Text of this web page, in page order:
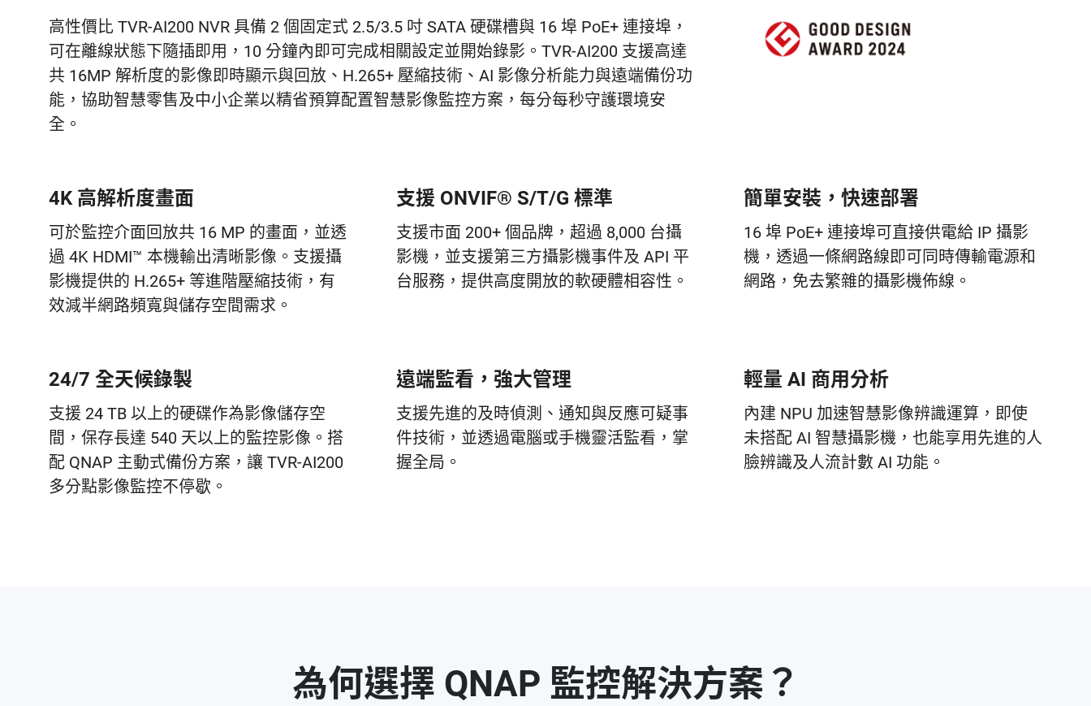
高性價比 TVR-AI200 NVR 具備 2 個固定式 2.5/3.5 吋 SATA 硬碟槽與 16 埠 PoE+ 連接埠，
可在離線狀態下隨插即用，10 分鐘內即可完成相關設定並開始錄影。TVR-AI200 支援高達
共 16MP 解析度的影像即時顯示與回放、H.265+ 壓縮技術、AI 影像分析能力與遠端備份功
能，協助智慧零售及中小企業以精省預算配置智慧影像監控方案，每分每秒守護環境安
全。
4K 高解析度畫面
可於監控介面回放共 16 MP 的畫面，並透
過 4K HDMI™ 本機輸出清晰影像。支援攝
影機提供的 H.265+ 等進階壓縮技術，有
效減半網路頻寬與儲存空間需求。
支援 ONVIF® S/T/G 標準
支援市面 200+ 個品牌，超過 8,000 台攝
影機，並支援第三方攝影機事件及 API 平
台服務，提供高度開放的軟硬體相容性。
簡單安裝，快速部署
16 埠 PoE+ 連接埠可直接供電給 IP 攝影
機，透過一條網路線即可同時傳輸電源和
網路，免去繁雜的攝影機佈線。
24/7 全天候錄製
支援 24 TB 以上的硬碟作為影像儲存空
間，保存長達 540 天以上的監控影像。搭
配 QNAP 主動式備份方案，讓 TVR-AI200
多分點影像監控不停歇。
遠端監看，強大管理
支援先進的及時偵測、通知與反應可疑事
件技術，並透過電腦或手機靈活監看，掌
握全局。
輕量 AI 商用分析
內建 NPU 加速智慧影像辨識運算，即使
未搭配 AI 智慧攝影機，也能享用先進的人
臉辨識及人流計數 AI 功能。
為何選擇 QNAP 監控解決方案？